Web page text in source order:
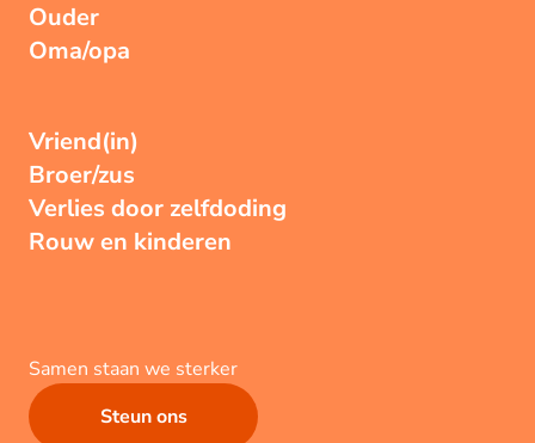
Ouder
Oma/opa
Vriend(in)
Broer/zus
Verlies door zelfdoding
Rouw en kinderen
Samen staan we sterker
Steun ons